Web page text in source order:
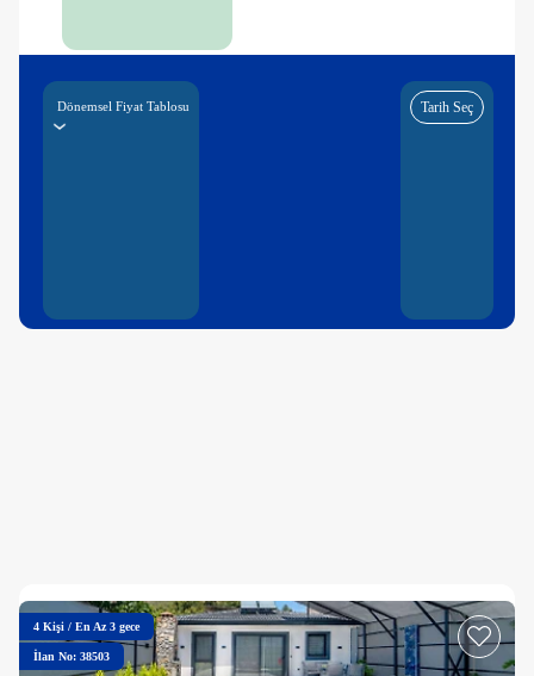
Dönemsel Fiyat Tablosu Tarih Seç
4 Kişi / En Az 3 gece
İlan No: 38503